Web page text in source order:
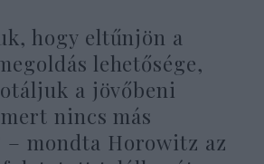
hogy eltűnjön a
lehetősége,
a jövőbeni
nincs más
– mondta Horowitz az